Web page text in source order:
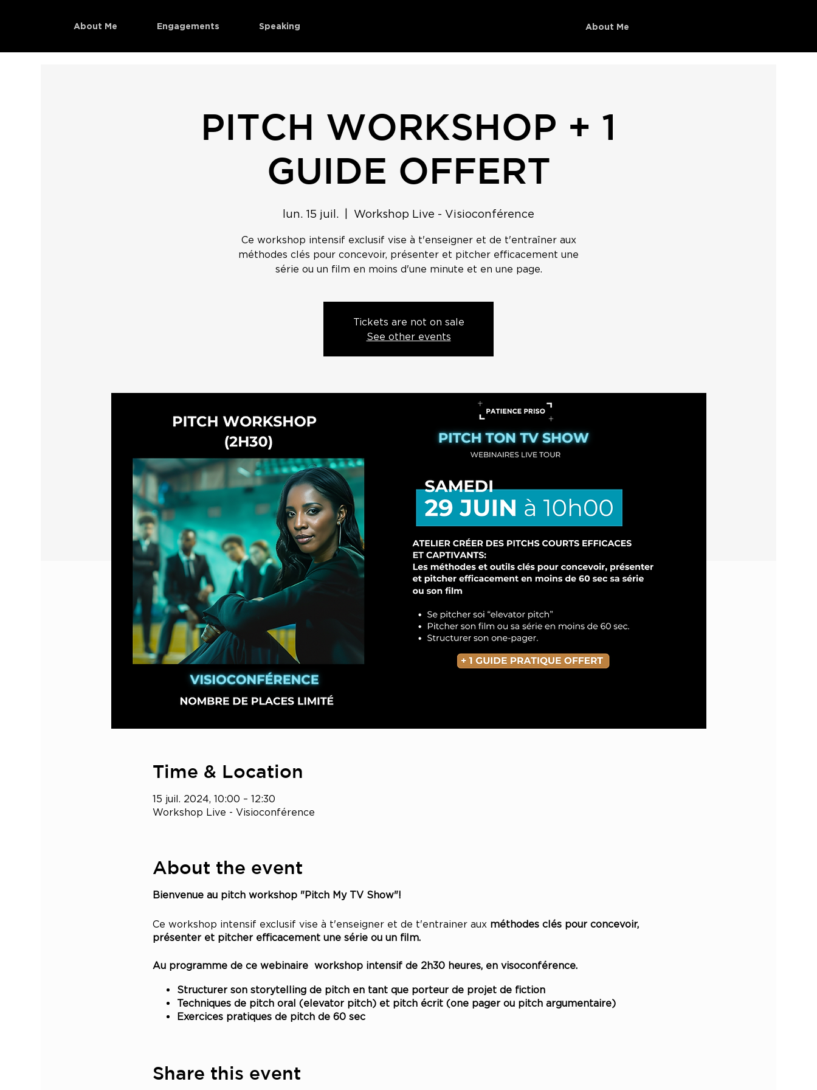
About Me Engagements Speaking About Me
PITCH WORKSHOP + 1
GUIDE OFFERT
lun. 15 juil. Workshop Live - Visioconférence
Ce workshop intensif exclusif vise à t'enseigner et de t'entraîner aux
méthodes clés pour concevoir, présenter et pitcher efficacement une
série ou un film en moins d'une minute et en une page.
Tickets are not on sale
See other events
Time & Location
15 juil. 2024, 10:00 – 12:30
Workshop Live - Visioconférence
About the event
Bienvenue au pitch workshop "Pitch My TV Show"!
Ce workshop intensif exclusif vise à t'enseigner et de t'entrainer auxméthodes clés pour concevoir,
présenter et pitcher efficacement une série ou un film.
Au programme de ce webinaire workshop intensif de 2h30 heures, en visoconférence.
Structurer son storytelling de pitch en tant que porteur de projet de fiction
Techniques de pitch oral (elevator pitch) et pitch écrit (one pager ou pitch argumentaire)
Exercices pratiques de pitch de 60 sec
Pour les 10 premiers inscrits: Une consultation personnalisée sur votre projet avec Patience Priso,
Share this event